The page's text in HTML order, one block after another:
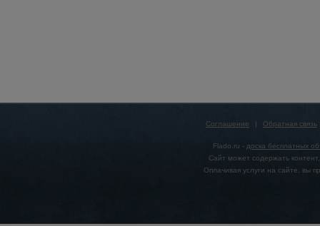
Соглашение | Обратная связь
Flado.ru - доска бесплатных
Сайт может содержать
Оплачивая услуги на сайте, вы